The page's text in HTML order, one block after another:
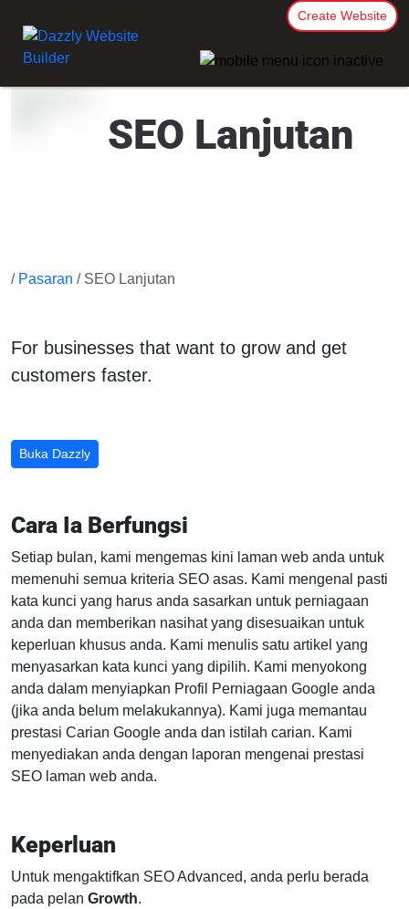
Create Website
SEO Lanjutan
/ Pasaran / SEO Lanjutan
For businesses that want to grow and get
customers faster.
Buka Dazzly
Cara Ia Berfungsi
Setiap bulan, kami mengemas kini laman web anda untuk
memenuhi semua kriteria SEO asas. Kami mengenal pasti
kata kunci yang harus anda sasarkan untuk perniagaan
anda dan memberikan nasihat yang disesuaikan untuk
keperluan khusus anda. Kami menulis satu artikel yang
menyasarkan kata kunci yang dipilih. Kami menyokong
anda dalam menyiapkan Profil Perniagaan Google anda
(jika anda belum melakukannya). Kami juga memantau
prestasi Carian Google anda dan istilah carian. Kami
menyediakan anda dengan laporan mengenai prestasi
SEO laman web anda.
Keperluan
Untuk mengaktifkan SEO Advanced, anda perlu berada
pada pelan Growth.